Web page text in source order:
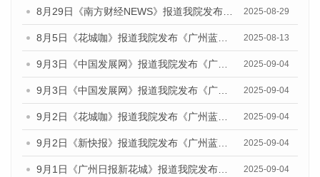
2025-08-29
2025-08-13
2025-09-04
2025-09-04
2025-09-04
2025-09-04
2025-09-04